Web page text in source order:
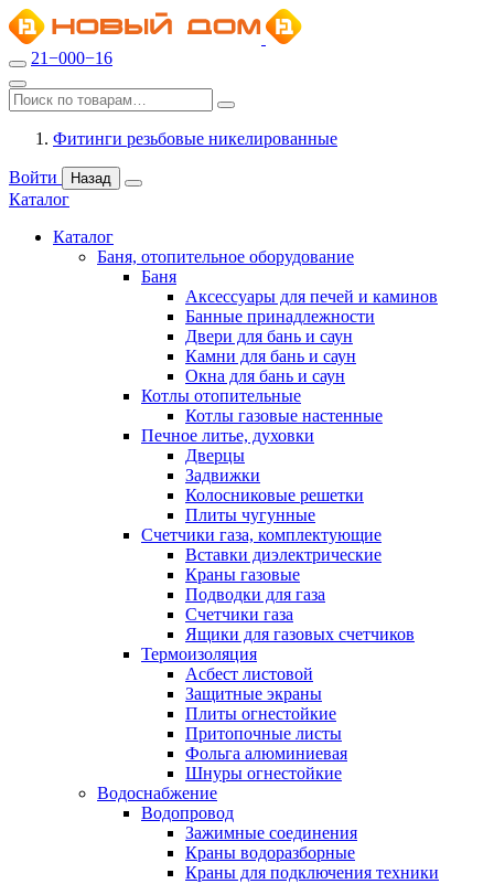
21−000−16
Фитинги резьбовые никелированные
Войти Назад
Каталог
Каталог
Баня, отопительное оборудование
Баня
Аксессуары для печей и каминов
Банные принадлежности
Двери для бань и саун
Камни для бань и саун
Окна для бань и саун
Котлы отопительные
Котлы газовые настенные
Печное литье, духовки
Дверцы
Задвижки
Колосниковые решетки
Плиты чугунные
Счетчики газа, комплектующие
Вставки диэлектрические
Краны газовые
Подводки для газа
Счетчики газа
Ящики для газовых счетчиков
Термоизоляция
Асбест листовой
Защитные экраны
Плиты огнестойкие
Притопочные листы
Фольга алюминиевая
Шнуры огнестойкие
Водоснабжение
Водопровод
Зажимные соединения
Краны водоразборные
Краны для подключения техники